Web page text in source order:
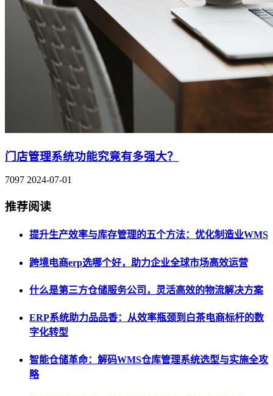
门店管理系统功能究竟有多强大？
7097 2024-07-01
推荐阅读
提升生产效率与库存管理的五个方法：优化制造业WMS
跨境电商erp选哪个好，助力企业全球市场高效运营
什么是第三方仓储服务公司，灵活高效的物流解决方案
ERP系统助力品品香：从效率瓶颈到白茶电商标杆的数
字化转型
智能仓储革命：解码WMS仓库管理系统选型与实施全攻
略